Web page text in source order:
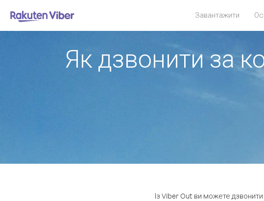
Завантажити
Як дзвонити за
Із Viber Out ви можете